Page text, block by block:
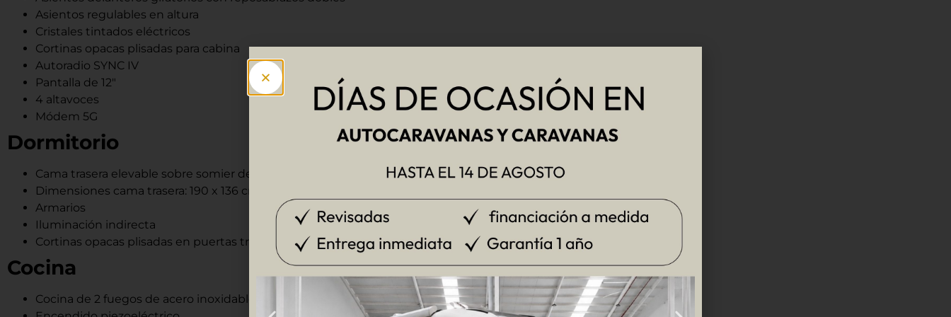
Asientos regulables en altura
Cristales tintados eléctricos
Cortinas opacas plisadas para cabina
Autoradio SYNC IV
Pantalla de 12″
4 altavoces
Módem 5G
Dormitorio
Cama trasera elevable sobre somier de láminas
Dimensiones cama trasera: 190 x 136 cm
Armarios
Iluminación indirecta
Cortinas opacas plisadas en puertas traseras
Cocina
Cocina de 2 fuegos de acero inoxidable